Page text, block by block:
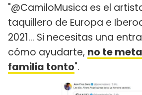
"@CamiloMusica es el
taquillero de Europa e
2021… Si necesitas una
cómo ayudarte, no te
familia tonto".